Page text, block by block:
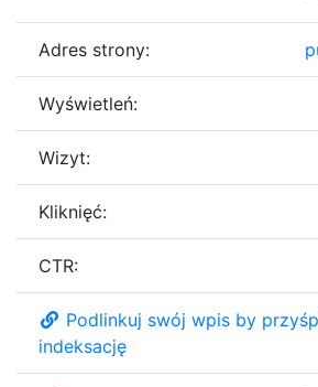
Adres strony:
Wyświetleń:
Wizyt:
Kliknięć:
CTR:
Podlinkuj swój wpis by
indeksację